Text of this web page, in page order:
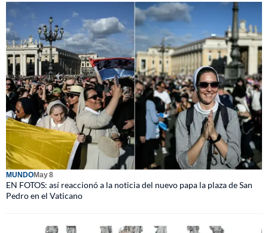
MUNDOMay 8
EN FOTOS: así reaccionó a la noticia del nuevo papa la plaza de San
Pedro en el Vaticano